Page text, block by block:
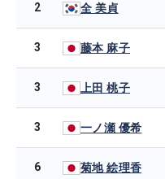
2 全 美貞
3 藤本 麻子
3 上田 桃子
3 一ノ瀬 優希
6 菊地 絵理香